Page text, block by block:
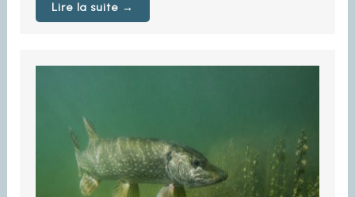
Lire la suite →